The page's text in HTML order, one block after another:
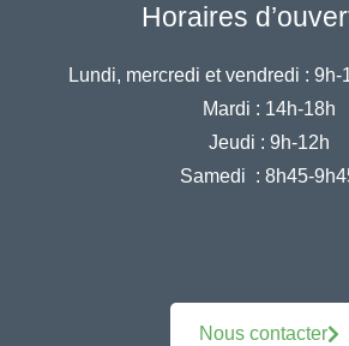
Horaires
Lundi, mercredi et vendredi : 9h-
Mardi : 14h-18h
Jeudi : 9h-12h
Samedi : 8h45-
Nous contacter